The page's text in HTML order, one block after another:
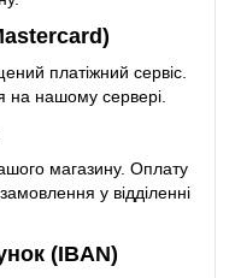
платіжний сервіс.
на нашому сервері.
магазину. Оплату
у відділенні
(IBAN)